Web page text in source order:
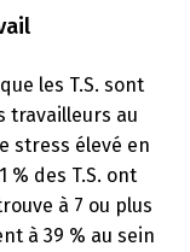
les T.S. sont
travailleurs au
stress élevé en
% des T.S. ont
à 7 ou plus
à 39 % au sein